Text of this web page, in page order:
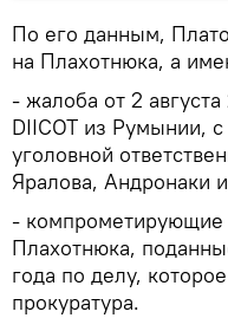
По его данным,
на Плахотнюка, а
- жалоба от 2
DIICOT из Румынии,
уголовной
Яралова, Андронаки
- компрометирующие
Плахотнюка,
года по делу,
прокуратура.